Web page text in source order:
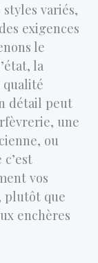
variés,
exigences
le
la
qualité
détail peut
une
ou
vos
plutôt que
enchères